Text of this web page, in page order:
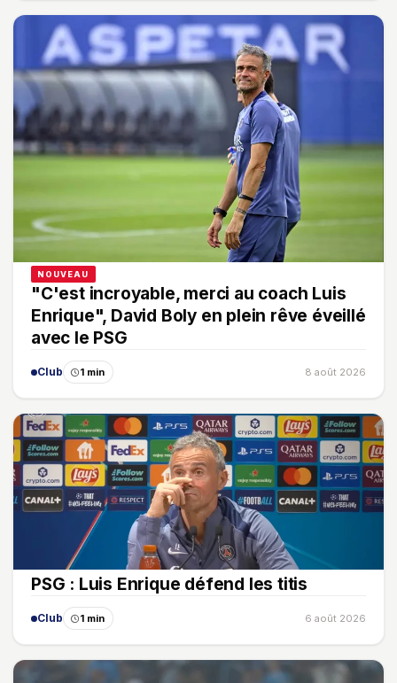
NOUVEAU
"C'est incroyable, merci au coach Luis
Enrique", David Boly en plein rêve éveillé
avec le PSG
Club 1 min 8 août 2026
PSG : Luis Enrique défend les titis
Club 1 min 6 août 2026